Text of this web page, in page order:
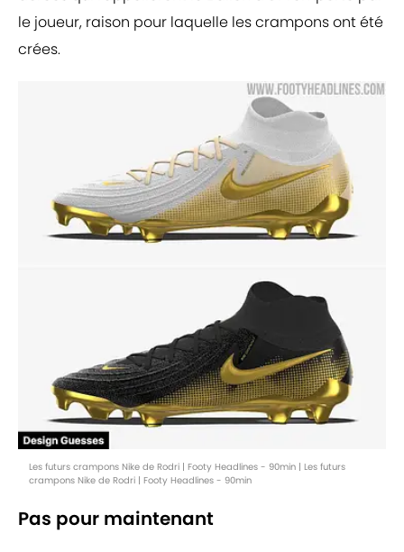
le joueur, raison pour laquelle les crampons ont été
crées.
Les futurs crampons Nike de Rodri | Footy Headlines - 90min | Les futurs
crampons Nike de Rodri | Footy Headlines - 90min
Pas pour maintenant